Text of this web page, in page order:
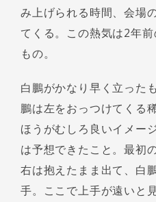
み上げられる時間、会場
てくる。この熱気は2年
もの。
白鵬がかなり早く立った
鵬は左をおっつけてくる
ほうがむしろ良いイメー
は予想できたこと。最初
右は抱えたまま出て、白
手。ここで上手が遠いと